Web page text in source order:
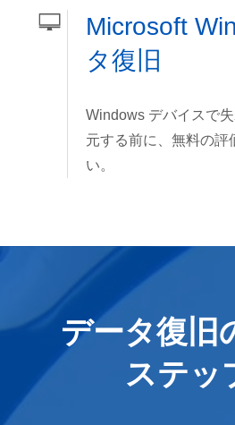
Microsoft
タ復旧
Windows デバイスで
元する前に、無料の評
い。
データ復旧
ステッ